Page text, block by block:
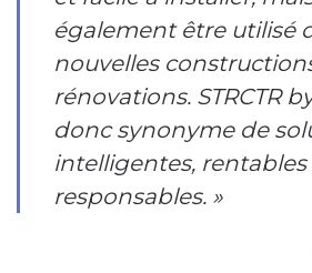
également être utilisé
nouvelles
rénovations. STRCTR
donc synonyme de
intelligentes, rentables
responsables. »